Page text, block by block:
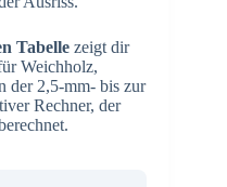
Tabelle zeigt dir
Weichholz,
der 2,5-mm- bis zur
Rechner, der